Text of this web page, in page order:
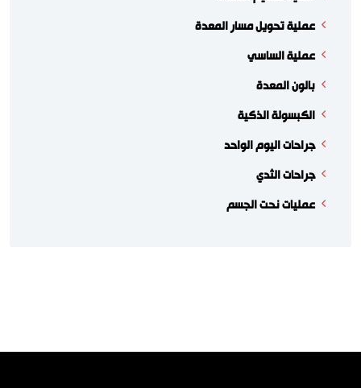
عملية تحويل مسار المعدة
عملية الساسي
بالون المعدة
الكبسولة الذكية
جراحات اليوم الواحد
جراحات الثدي
عمليات نحت الجسم